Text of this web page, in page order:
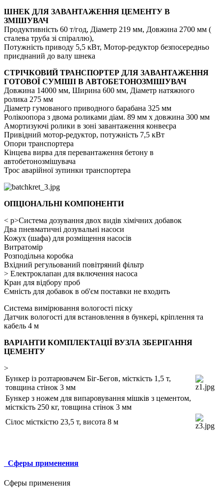
ШНЕК ДЛЯ ЗАВАНТАЖЕННЯ ЦЕМЕНТУ В
ЗМІШУВАЧ
Продуктивність 60 т/год, Діаметр 219 мм, Довжина 2700 мм (
сталева труба зі спіраллю),
Потужність приводу 5,5 кВт, Мотор-редуктор безпосередньо
приєднаний до валу шнека
СТРІЧКОВИЙ ТРАНСПОРТЕР ДЛЯ ЗАВАНТАЖЕННЯ
ГОТОВОЇ СУМІШІ В АВТОБЕТОНОЗМІШУВАЧ
Довжина 14000 мм, Ширина 600 мм, Діаметр натяжного
ролика 275 мм
Діаметр гумованого приводного барабана 325 мм
Ролікоопора з двома роликами діам. 89 мм x довжина 300 мм
Амортизуючі ролики в зоні завантаження конвеєра
Привідний мотор-редуктор, потужність 7,5 кВт
Опори транспортера
Кінцева вирва для перевантаження бетону в
автобетонозмішувача
Трос аварійної зупинки транспортера
ОПЦІОНАЛЬНІ КОМПОНЕНТИ
< p>Система дозування двох видів хімічних добавок
Два пневматичні дозувальні насоси
Кожух (шафа) для розміщення насосів
Витратомір
Розподільна коробка
Вхідний регульований повітряний фільтр
> Електроклапан для включення насоса
Кран для відбору проб
Ємність для добавок в об'єм поставки не входить
Система вимірювання вологості піску
Датчик вологості для встановлення в бункері, кріплення та
кабель 4 м
ВАРІАНТИ КОМПЛЕКТАЦІЇ ВУЗЛА ЗБЕРІГАННЯ
ЦЕМЕНТУ
>
Бункер із розтарювачем Біг-Бегов, місткість 1,5 т,
товщина стінок 3 мм
Бункер з ножем для випаровування мішків з цементом,
місткість 250 кг, товщина стінок 3 мм
Сілос місткістю 23,5 т, висота 8 м
Сферы применения
Сферы применения